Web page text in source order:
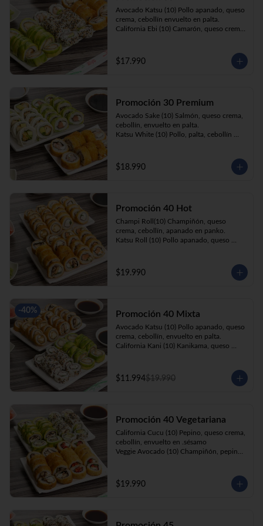
crema envuelto en panko.
Avocado Katsu (10) Pollo apanado, queso
crema, cebollín envuelto en palta.
California Ebi (10) Camarón, queso crema,
crema, cebollín, apanado en panko.
$17.990
Promoción 30 Premium
Avocado Sake (10) Salmón, queso crema,
cebollín, envuelto en palta.
Katsu White (10) Pollo, palta, cebollín
cebollín, apanado en panko.
$18.990
Promoción 40 Hot
Champi Roll(10) Champiñón, queso
crema, cebollín, apanado en panko.
Katsu Roll (10) Pollo apanado, queso
cebollín, apanado en panko.
Kani Roll(10) Kanikama, queso crema,
$19.990
-40% Promoción 40 Mixta
Avocado Katsu (10) Pollo apanado, queso
crema, cebollín, envuelto en palta.
California Kani (10) Kanikama, queso
crema, cebollín, apanado en panko.
Champi Roll (10) Champiñón, queso
$11.994$19.990
Promoción 40 Vegetariana
California Cucu (10) Pepino, queso crema,
cebollín, envuelto en .sésamo
Veggie Avocado (10) Champiñón, pepino,
crema envuelto en panko.
Champi Roll(10) Champiñón, queso
$19.990